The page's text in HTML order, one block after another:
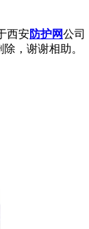
西安防护网公司
，谢谢相助。